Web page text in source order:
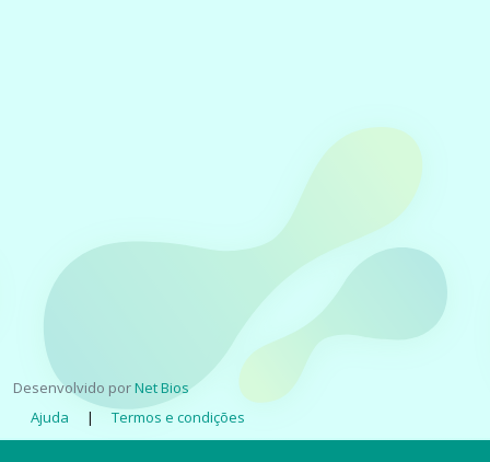
Desenvolvido porNet Bios
Ajuda
| Termos e condições